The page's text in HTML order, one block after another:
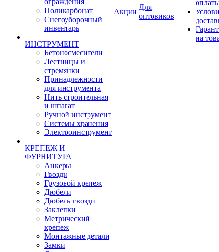
ограждения
Поликарбонат
Снегоуборочный
инвентарь
ИНСТРУМЕНТ
Бетоносмесители
Лестницы и
стремянки
Принадлежности
для инструмента
Нить строительная
и шпагат
Ручной инструмент
Системы хранения
Электроинструмент
КРЕПЕЖ И
ФУРНИТУРА
Анкеры
Гвозди
Грузовой крепеж
Дюбели
Дюбель-гвозди
Заклепки
Метрический
крепеж
Монтажные детали
Замки
Акции
Для
оптовиков
на